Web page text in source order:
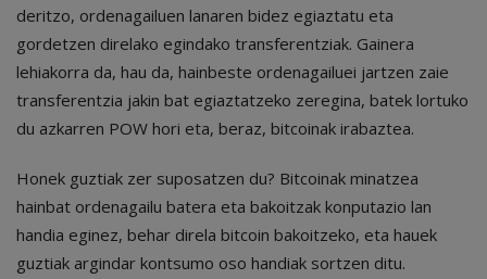
deritzo, ordenagailuen lanaren bidez egiaztatu eta
gordetzen direlako egindako transferentziak. Gainera
lehiakorra da, hau da, hainbeste ordenagailuei jartzen zaie
transferentzia jakin bat egiaztatzeko zeregina, batek lortuko
du azkarren POW hori eta, beraz, bitcoinak irabaztea.
Honek guztiak zer suposatzen du? Bitcoinak minatzea
hainbat ordenagailu batera eta bakoitzak konputazio lan
handia eginez, behar direla bitcoin bakoitzeko, eta hauek
guztiak argindar kontsumo oso handiak sortzen ditu.